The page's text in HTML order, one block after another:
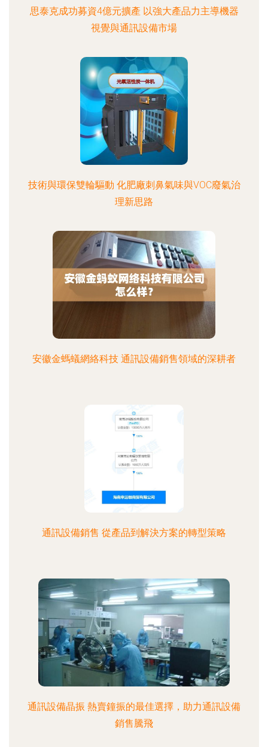
思泰克成功募資4億元擴產 以強大產品力主導機器
視覺與通訊設備市場
技術與環保雙輪驅動 化肥廠刺鼻氣味與VOC廢氣治
理新思路
安徽金螞蟻網絡科技 通訊設備銷售領域的深耕者
通訊設備銷售 從產品到解決方案的轉型策略
通訊設備晶振 熱賣鐘振的最佳選擇，助力通訊設備
銷售騰飛